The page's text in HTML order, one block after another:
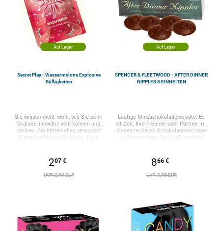
Auf Lager
Secret Play - Wassermelone Explosive
Süßigkeiten
Sie wissen nicht mehr, wie Sie beim
Oralsex innovativ sein können und
denken, Sie hätten alles versucht?
Diese knallenden Bonbons, die in
zu erleben gibt. Nehmen Sie die
Magie in Ihren Mund und überraschen
Sie Sie und Ihren Partner mit einem
neuen Suchtgefühl: kleine Bonbons,
verführerische Wirkung zu genießen.
Fügen Sie Oralsex-Sessions ein
Überraschungsmoment hinzu und
207 €
UVP: 2,99 EUR
Auf Lager
SPENCER & FLEETWOOD - AFTER DINNER
NIPPLES 8 EINHEITEN
Lustige Minzschokoladenbrüste. Es
ist Zeit, Ihre Freunde oder Partner mit
diesen leckeren Schokoladenbrüsten
866 €
UVP: 8,95 EUR